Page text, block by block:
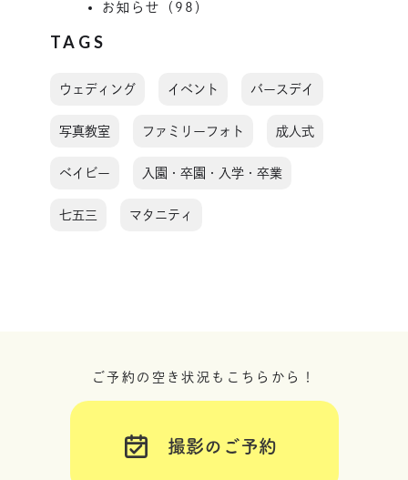
お知らせ（98）
TAGS
ウェディング イベント バースデイ
写真教室 ファミリーフォト 成人式
ベイビー 入園・卒園・入学・卒業
七五三 マタニティ
ご予約の空き状況もこちらから！
撮影のご予約